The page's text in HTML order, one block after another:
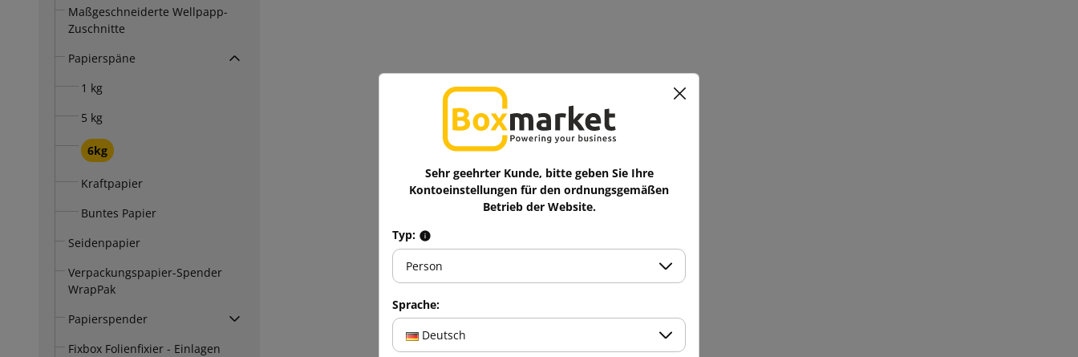
Maßgeschneiderte Wellpapp-
Zuschnitte
Papierspäne
1 kg
5 kg
6kg
Kraftpapier
Buntes Papier
Seidenpapier
Verpackungspapier-Spender
WrapPak
Papierspender
Fixbox Folienfixier - Einlagen
Sehr geehrter Kunde, bitte geben Sie Ihre
Kontoeinstellungen für den ordnungsgemäßen
Betrieb der Website.
Typ:
Person
Sprache:
Deutsch